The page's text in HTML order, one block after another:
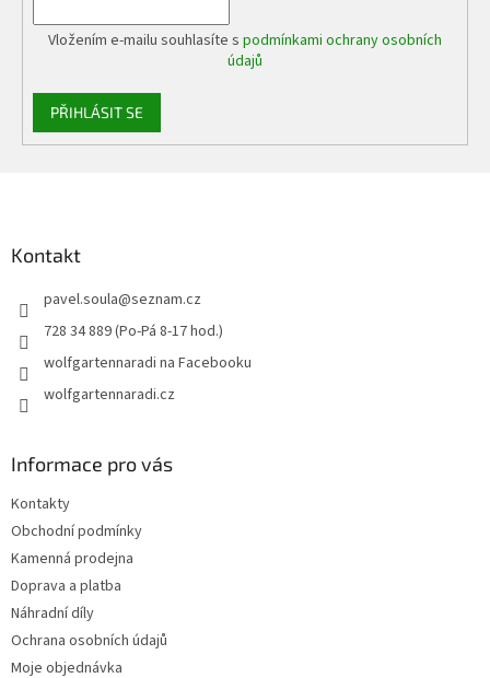
Vložením e-mailu souhlasíte s podmínkami ochrany osobních
údajů
PŘIHLÁSIT SE
Kontakt
pavel.soula@seznam.cz
728 34 889 (Po-Pá 8-17 hod.)
wolfgartennaradi na Facebooku
wolfgartennaradi.cz
Informace pro vás
Kontakty
Obchodní podmínky
Kamenná prodejna
Doprava a platba
Náhradní díly
Ochrana osobních údajů
Moje objednávka